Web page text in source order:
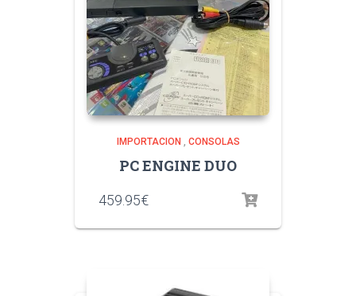
IMPORTACION , CONSOLAS
PC ENGINE DUO
459.95€